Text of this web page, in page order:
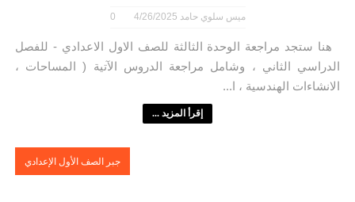
ميس سلوي حامد 4/26/2025
0
هنا ستجد مراجعة الوحدة الثالثة للصف الاول الاعدادي - للفصل
الدراسي الثاني ، وشامل مراجعة الدروس الآتية ( المساحات ،
الانشاءات الهندسية ، ا...
إقرأ المزيد ...
جبر الصف الأول الإعدادي